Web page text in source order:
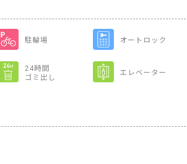
駐輪場 オートロック
24時間
ゴミ出し
エレベーター